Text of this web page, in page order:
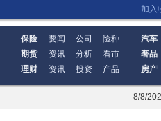
加入
保险 要闻 公司
险种
期货
资讯 分析
看市
理财
资讯 投资 产品
汽车
奢品
房产
8/8/